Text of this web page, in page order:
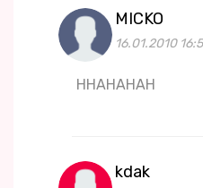
MICKO
16.01.2010
HHAHAHAH
kdak